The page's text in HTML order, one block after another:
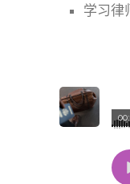
学习律